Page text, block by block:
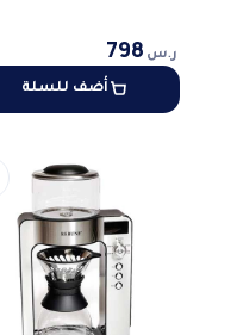
ر.س 798
أضف للسلة